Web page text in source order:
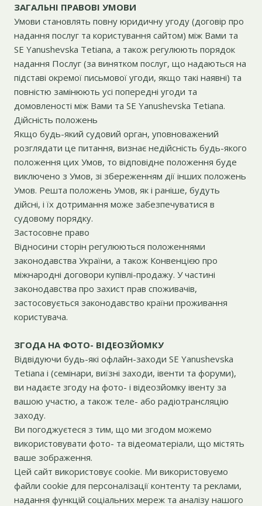
ЗАГАЛЬНІ ПРАВОВІ УМОВИ
Умови становлять повну юридичну угоду (договір про
надання послуг та користування сайтом) між Вами та
SE Yanushevska Tetiana, а також регулюють порядок
надання Послуг (за винятком послуг, що надаються на
підставі окремої письмової угоди, якщо такі наявні) та
повністю замінюють усі попередні угоди та
домовленості між Вами та SE Yanushevska Tetiana.
Дійсність положень
Якщо будь-який судовий орган, уповноважений
розглядати це питання, визнає недійсність будь-якого
положення цих Умов, то відповідне положення буде
виключено з Умов, зі збереженням дії інших положень
Умов. Решта положень Умов, як і раніше, будуть
дійсні, і їх дотримання може забезпечуватися в
судовому порядку.
Застосовне право
Відносини сторін регулюються положеннями
законодавства України, а також Конвенцією про
міжнародні договори купівлі-продажу. У частині
законодавства про захист прав споживачів,
застосовується законодавство країни проживання
користувача.
ЗГОДА НА ФОТО- ВІДЕОЗЙОМКУ
Відвідуючи будь-які офлайн-заходи SE Yanushevska
Tetiana і (семінари, виїзні заходи, івенти та форуми),
ви надаєте згоду на фото- і відеозйомку івенту за
вашою участю, а також теле- або радіотрансляцію
заходу.
Ви погоджуєтеся з тим, що ми згодом можемо
використовувати фото- та відеоматеріали, що містять
ваше зображення.
Цей сайт використовує cookie. Ми використовуємо
файли cookie для персоналізації контенту та реклами,
надання функцій соціальних мереж та аналізу нашого